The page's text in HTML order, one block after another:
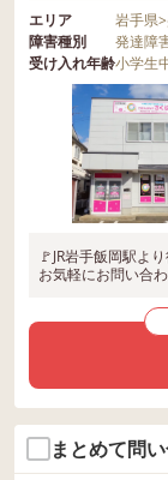
エリア 岩手県>
障害種別
発達障
受け入れ年齢小学生
🚩JR岩手飯岡駅よ
お気軽にお問い合
まとめて問